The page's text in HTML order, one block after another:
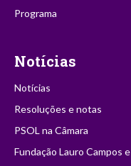
Programa
Notícias
Notícias
Resoluções e notas
PSOL na Câmara
Fundação Lauro Campos e